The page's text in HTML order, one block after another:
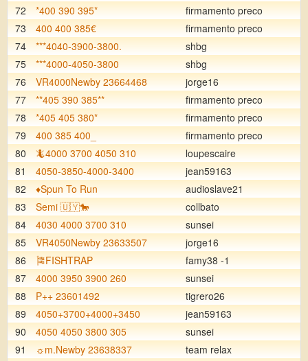
72
*400 390 395*
firmamento preco
73
400 400 385€
firmamento preco
74
***4040-3900-3800.
shbg
75
***4000-4050-3800
shbg
76
VR4000Newby 23664468
jorge16
77
**405 390 385**
firmamento preco
78
*405 405 380*
firmamento preco
79
400 385 400_
firmamento preco
80
🦎4000 3700 4050 310
loupescaire
81
4050-3850-4000-3400
jean59163
82
♦️Spun To Run
audioslave21
83
Semi 🇺🇾🐎
collbato
84
4030 4000 3700 310
sunsei
85
VR4050Newby 23633507
jorge16
86
🎏FISHTRAP
famy38 -1
87
4000 3950 3900 260
sunsei
88
P++ 23601492
tigrero26
89
4050+3700+4000+3450
jean59163
90
4050 4050 3800 305
sunsei
91
☼m.Newby 23638337
team relax